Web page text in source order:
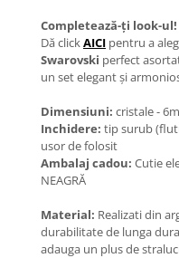
Coliere cu Cruce
Coliere cu Stea
Coliere cu Soare
Coliere cu Semilună
Coliere cu Zodii
Coliere cu Flori
Coliere cu Animale
Coliere Diverse
BRĂȚĂRI
Completează-ți look-ul!
Dă clickAICI pentru a
Swarovski perfect
un set elegant și
Dimensiuni: cristale -
Inchidere: tip surub
usor de folosit
Ambalaj cadou: Cutie
NEAGRĂ
Material: Realizati din
durabilitate de lunga
adauga un plus de